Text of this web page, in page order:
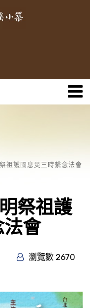
祖護國息災三時繫念法會
祭祖護
會
瀏覽數 2670